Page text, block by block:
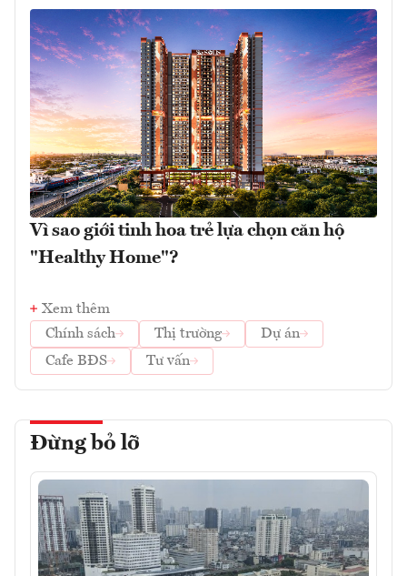
Vì sao giới tinh hoa trẻ lựa chọn căn hộ
"Healthy Home"?
Xem thêm
Chính sách
Thị trường
Dự án
Cafe BĐS
Tư vấn
Đừng bỏ lỡ